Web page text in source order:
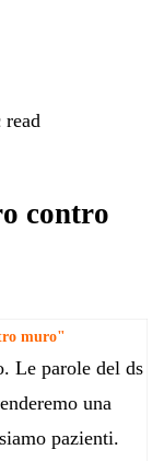
read
contro
muro"
Le parole del ds
una
pazienti.